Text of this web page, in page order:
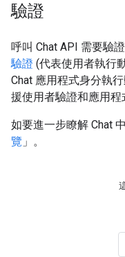
驗證
呼叫 Chat API 需要驗
驗證 (代表使用者執行
Chat 應用程式身分執
援使用者驗證和應用程
如要進一步瞭解 Chat
覽 」。